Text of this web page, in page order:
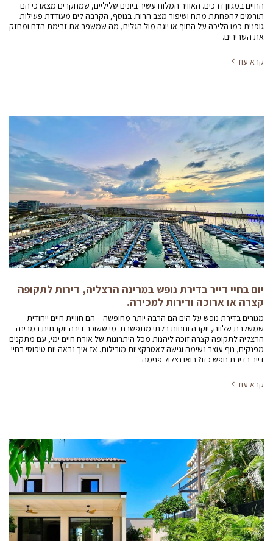
החיים במגוון דרכים. האוויר המלוח עשיר ביונים שליליים, שמחקרים מצאו כי הם
תורמים להפחתת מתח ושיפור מצב הרוח. בנוסף, הקרבה לים מעודדת פעילות
גופנית כמו הליכה על החוף או יוגה מול הגלים, מה שמשפר את זרימת הדם ומחזק
את השרירים.
קרא עוד
יום בחיי דייר בדירת נופש במרינה הרצליה, דירות לתקופה
קצרה או ארוכה ודירות למכירה.
מגורים בדירת נופש על הים הם הרבה יותר מחופשה – הם חוויית חיים ייחודית
שמשלבת שלווה, יוקרה ונוחות בלתי מתפשרת. מי ששוכר דירה יוקרתית במרינה
הרצליה לתקופה קצרה זוכה ליהנות מכל היתרונות של אורח חיים ימי, עם מתקנים
מפנקים, נוף עוצר נשימה וגישה לאטרקציות מובילות. אז איך נראה יום טיפוסי בחיי
דייר בדירת נופש כזו? בואו נצלול פנימה.
קרא עוד